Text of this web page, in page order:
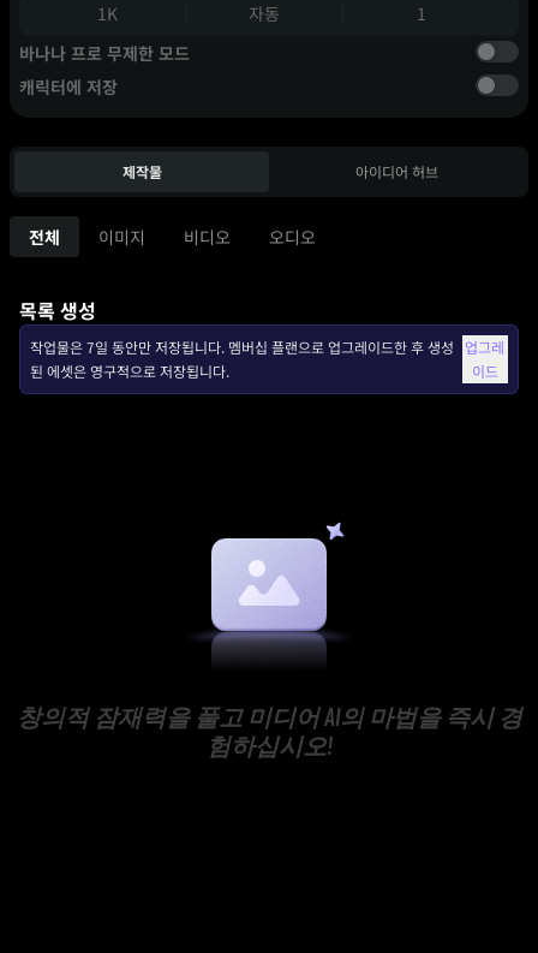
1K 자동
1
바나나 프로 무제한 모드
캐릭터에 저장
제작물 아이디어 허브
전체 이미지 비디오 오디오
목록 생성
작업물은 7일 동안만 저장됩니다. 멤버십 플랜으로 업그레이드한 후 생성
된 에셋은 영구적으로 저장됩니다.
업그레
이드
창의적 잠재력을 풀고 미디어 AI의 마법을 즉시 경
험하십시오!